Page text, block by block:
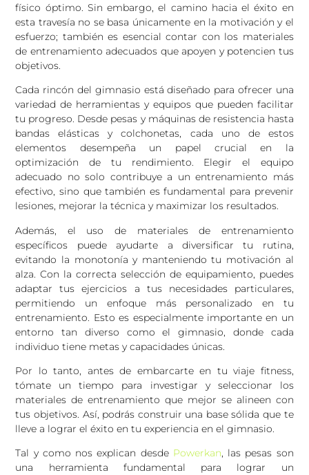
físico óptimo. Sin embargo, el camino hacia el éxito en
esta travesía no se basa únicamente en la motivación y el
esfuerzo; también es esencial contar con los materiales
de entrenamiento adecuados que apoyen y potencien tus
objetivos.
Cada rincón del gimnasio está diseñado para ofrecer una
variedad de herramientas y equipos que pueden facilitar
tu progreso. Desde pesas y máquinas de resistencia hasta
bandas elásticas y colchonetas, cada uno de estos
elementos desempeña un papel crucial en la
optimización de tu rendimiento. Elegir el equipo
adecuado no solo contribuye a un entrenamiento más
efectivo, sino que también es fundamental para prevenir
lesiones, mejorar la técnica y maximizar los resultados.
Además, el uso de materiales de entrenamiento
específicos puede ayudarte a diversificar tu rutina,
evitando la monotonía y manteniendo tu motivación al
alza. Con la correcta selección de equipamiento, puedes
adaptar tus ejercicios a tus necesidades particulares,
permitiendo un enfoque más personalizado en tu
entrenamiento. Esto es especialmente importante en un
entorno tan diverso como el gimnasio, donde cada
individuo tiene metas y capacidades únicas.
Por lo tanto, antes de embarcarte en tu viaje fitness,
tómate un tiempo para investigar y seleccionar los
materiales de entrenamiento que mejor se alineen con
tus objetivos. Así, podrás construir una base sólida que te
lleve a lograr el éxito en tu experiencia en el gimnasio.
Tal y como nos explican desdePowerkan, las pesas son
una herramienta fundamental para lograr un